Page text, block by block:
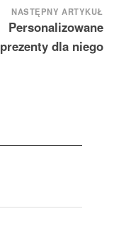
NASTĘPNY ARTYKUŁ
Personalizowane
prezenty dla niego